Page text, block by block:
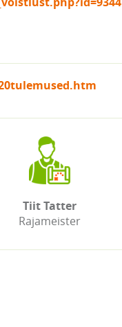
Tiit Tatter
Rajameister